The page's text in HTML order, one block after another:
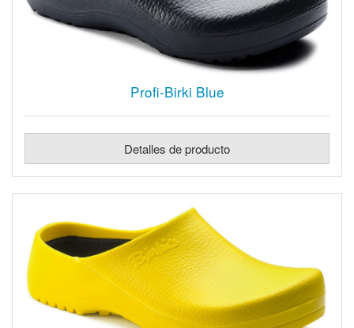
Profi-Birki Blue
Detalles de producto